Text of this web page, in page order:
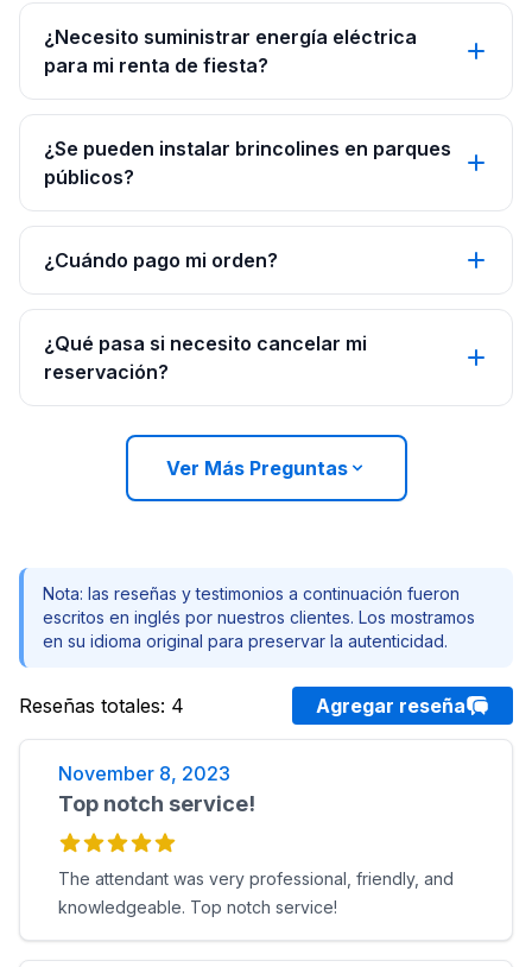
¿Necesito suministrar energía eléctrica
para mi renta de fiesta?
¿Se pueden instalar brincolines en parques
públicos?
¿Cuándo pago mi orden?
¿Qué pasa si necesito cancelar mi
reservación?
Ver Más Preguntas
Nota: las reseñas y testimonios a continuación fueron
escritos en inglés por nuestros clientes. Los mostramos
en su idioma original para preservar la autenticidad.
Reseñas totales: 4 Agregar reseña
November 8, 2023
Top notch service!
The attendant was very professional, friendly, and
knowledgeable. Top notch service!